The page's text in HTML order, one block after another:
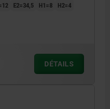
E2=34,5 H1=8
H2=4
DÉTAILS